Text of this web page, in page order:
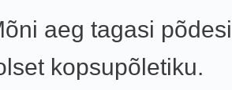
aeg tagasi
kopsupõletiku.